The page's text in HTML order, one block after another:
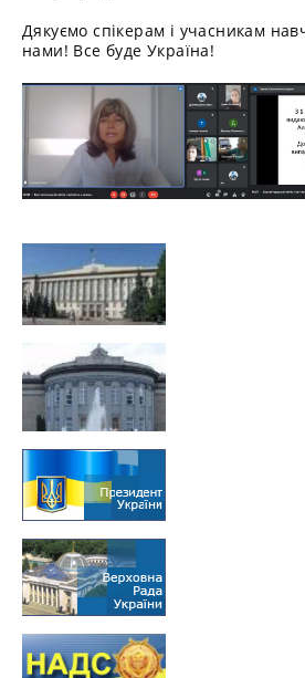
Дякуємо спікерам і учасникам
нами! Все буде Україна!